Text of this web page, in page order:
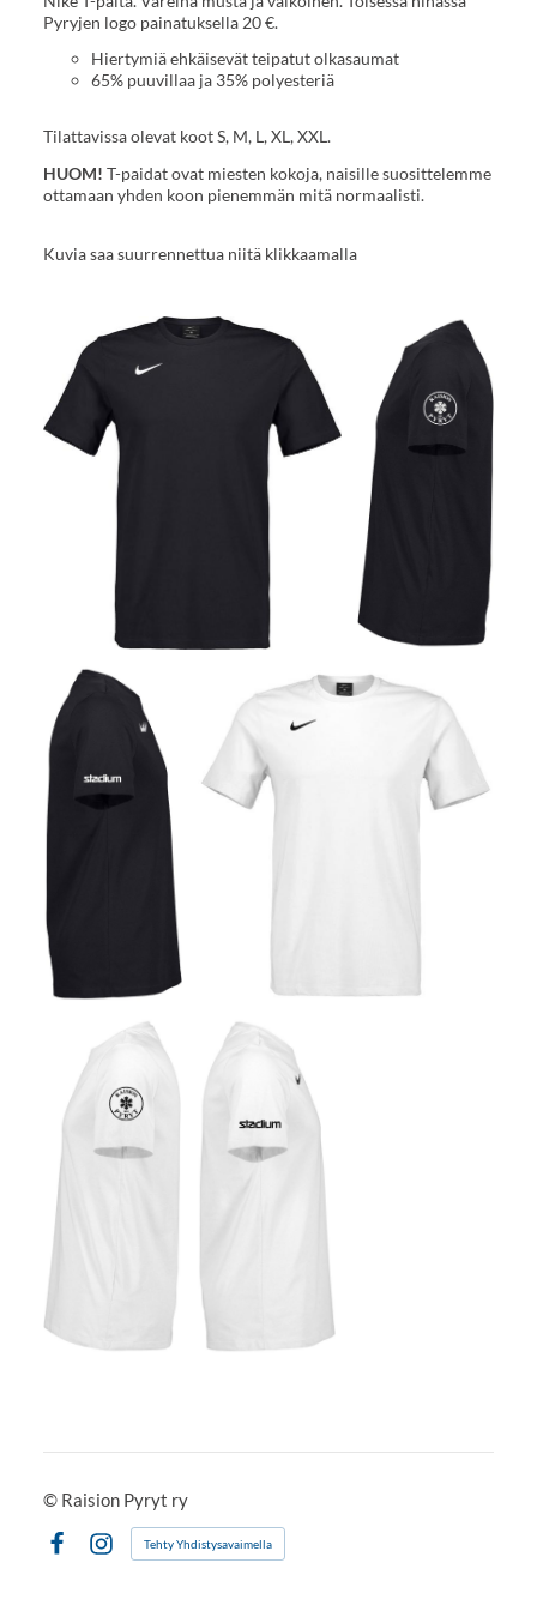
Pyryjen logo painatuksella 20 €.
Hiertymiä ehkäisevät teipatut olkasaumat
65% puuvillaa ja 35% polyesteriä
Tilattavissa olevat koot S, M, L, XL, XXL.
HUOM! T-paidatovat miesten kokoja, naisille suosittelemme
ottamaan yhden koon pienemmän mitä normaalisti.
Kuvia saa suurrennettua niitä klikkaamalla
© Raision Pyryt ry
Instagram
Tehty Yhdistysavaimella